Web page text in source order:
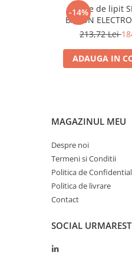
Acuratețea
Precizia
Intervalul de
Conformează-te
Testul de
Acuratețea
Măsurarea
-14%
Stație de lipit
BAKON
200...480°C
213,72 Lei
ADAUGA IN
MAGAZINUL MEU
Despre noi
Termeni si Conditii
Politica de
Politica de livrare
Contact
SOCIAL